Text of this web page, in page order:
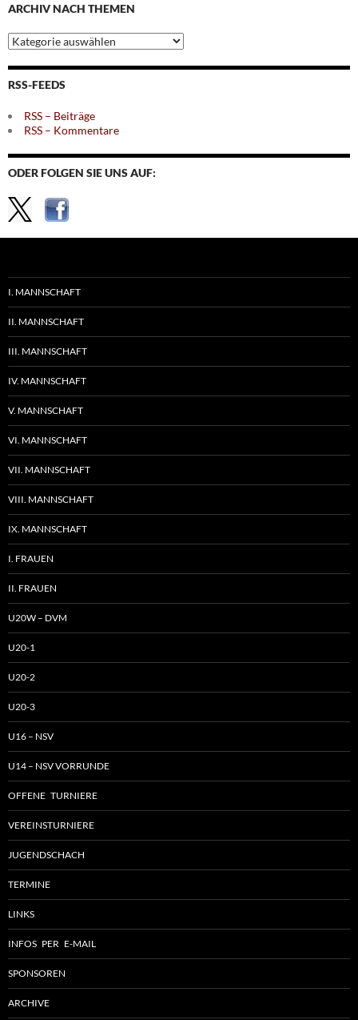
ARCHIV NACH THEMEN
Archiv
nach
Themen
RSS-FEEDS
RSS – Beiträge
RSS – Kommentare
ODER FOLGEN SIE UNS AUF:
I. MANNSCHAFT
II. MANNSCHAFT
III. MANNSCHAFT
IV. MANNSCHAFT
V. MANNSCHAFT
VI. MANNSCHAFT
VII. MANNSCHAFT
VIII. MANNSCHAFT
IX. MANNSCHAFT
I. FRAUEN
II. FRAUEN
U20W – DVM
U20-1
U20-2
U20-3
U16 – NSV
U14 – NSV VORRUNDE
OFFENE TURNIERE
VEREINSTURNIERE
JUGENDSCHACH
TERMINE
LINKS
INFOS PER E-MAIL
SPONSOREN
ARCHIVE